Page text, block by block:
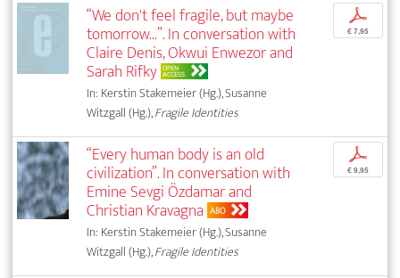
“We don't feel fragile, but maybe
tomorrow...”. In conversation with
Claire Denis, Okwui Enwezor and
Sarah Rifky OPEN
ACCESS
In: Kerstin Stakemeier (Hg.), Susanne
Witzgall (Hg.),Fragile Identities
p
€ 7,95
“Every human body is an old
civilization”. In conversation with
Emine Sevgi Özdamar and
Christian Kravagna ABO
In: Kerstin Stakemeier (Hg.), Susanne
Witzgall (Hg.),Fragile Identities
p
€ 9,95